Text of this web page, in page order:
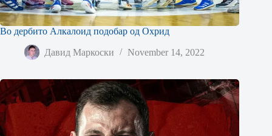
Во дербито Алкалоид подобар од Охрид
Давид Маркоски November 14, 2022